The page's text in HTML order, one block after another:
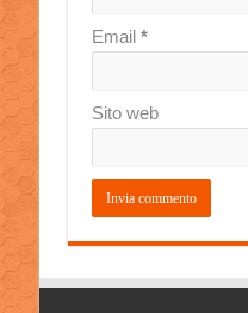
Email *
Sito web